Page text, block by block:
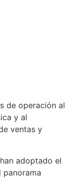
de operación al
y al
ventas y
adoptado el